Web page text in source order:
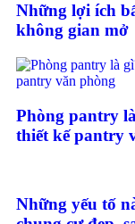
Những lợi ích
không gian mở
Phòng pantry
thiết kế pantry
Những yếu tố